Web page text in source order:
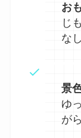
お
じ
な
景
ゆ
が